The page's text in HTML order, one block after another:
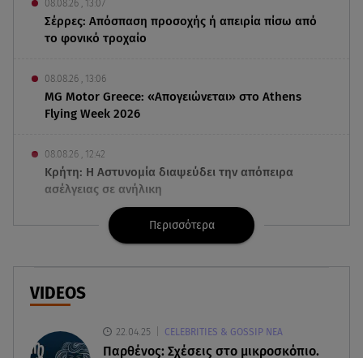
08.08.26 , 13:07
Σέρρες: Απόσπαση προσοχής ή απειρία πίσω από
το φονικό τροχαίο
08.08.26 , 13:06
MG Motor Greece: «Απογειώνεται» στο Athens
Flying Week 2026
08.08.26 , 12:42
Κρήτη: Η Αστυνομία διαψεύδει την απόπειρα
ασέλγειας σε ανήλικη
08.08.26 , 12:30
Πρωταγωνίστρια της Λάμψης: «Στο θέατρο με
σνόμπαραν πάρα πολύ»
08.08.26 , 12:15
Κυψέλη: «Ο 26χρονος είχε γυρίσει την πλάτη του
στον χριστιανισμό»
Περισσότερα
VIDEOS
22.04.25 CELEBRITIES & GOSSIP ΝΕΑ
Παρθένος: Σχέσεις στο μικροσκόπιο.